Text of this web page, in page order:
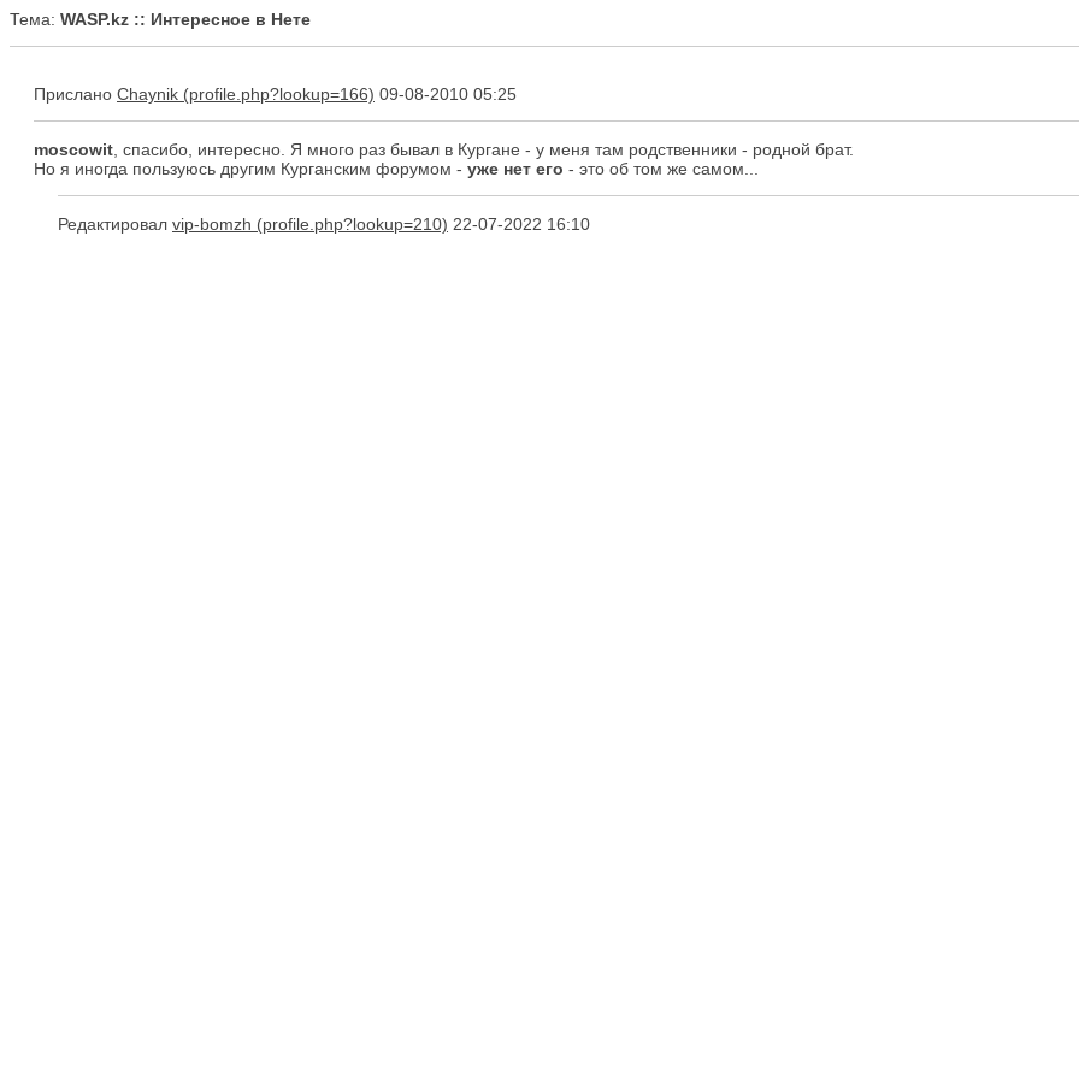
Тема: WASP.kz :: Интересное в Нете
Прислано Chaynik 09-08-2010 05:25
moscowit , спасибо, интересно. Я много раз бывал в Кургане - у меня там родственники - родной брат.
Но я иногда пользуюсь другим Курганским форумом - уже нет его - это об том же самом...
Редактировал vip-bomzh 22-07-2022 16:10